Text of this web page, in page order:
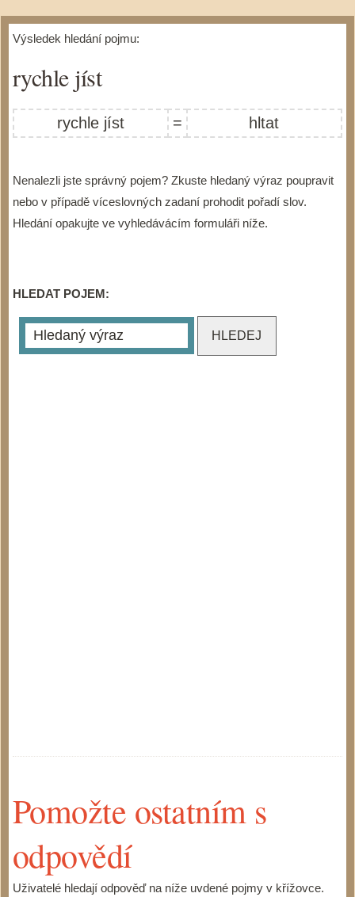
Výsledek hledání pojmu:
rychle jíst
rychle jíst = hltat
Nenalezli jste správný pojem? Zkuste hledaný výraz poupravit
nebo v případě víceslovných zadaní prohodit pořadí slov.
Hledání opakujte ve vyhledávácím formuláři níže.
HLEDAT POJEM:
Pomožte ostatním s
odpovědí
Uživatelé hledají odpověď na níže uvdené pojmy v křížovce.